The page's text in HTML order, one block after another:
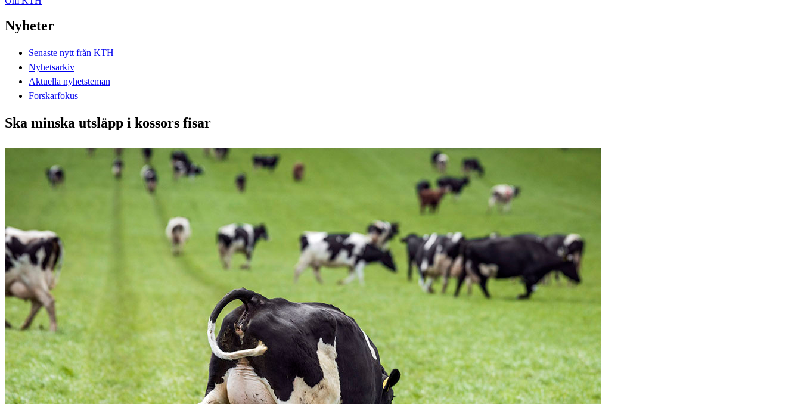
Nyheter
Senaste nytt från KTH
Nyhetsarkiv
Aktuella nyhetsteman
Forskarfokus
Ska minska utsläpp i kossors fisar